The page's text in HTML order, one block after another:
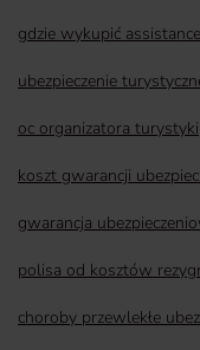
gdzie wykupić
ubezpieczenie
oc organizatora turystyki
koszt gwarancji
gwarancja
polisa od kosztów
choroby przewlekłe